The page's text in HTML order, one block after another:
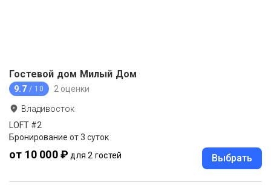
Гостевой дом Милый Дом
9.7 / 10 2 оценки
Владивосток
LOFT #2
Бронирование от 3 суток
от 10 000 ₽ для 2 гостей Выбрать